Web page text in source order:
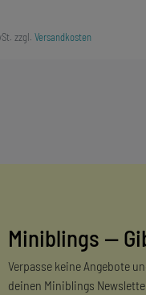
zzgl. Versandkosten
Miniblings —
Verpasse keine Angebote
deinen Miniblings